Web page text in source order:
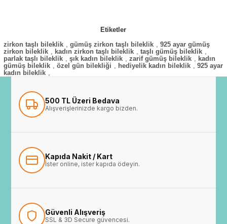
Etiketler
zirkon taşlı bileklik , gümüş zirkon taşlı bileklik , 925 ayar gümüş
zirkon bileklik , kadın zirkon taşlı bileklik , taşlı gümüş bileklik ,
parlak taşlı bileklik , şık kadın bileklik , zarif gümüş bileklik , kadın
gümüş bileklik , özel gün bilekliği , hediyelik kadın bileklik , 925 ayar
kadın bileklik ,
500 TL Üzeri Bedava
Alışverişlerinizde kargo bizden.
Kapıda Nakit / Kart
İster online, ister kapıda ödeyin.
Güvenli Alışveriş
SSL & 3D Secure güvencesi.